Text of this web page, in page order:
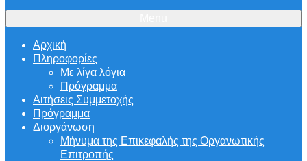
Αρχική
Πληροφορίες
Με λίγα λόγια
Πρόγραμμα
Αιτήσεις Συμμετοχής
Πρόγραμμα
Διοργάνωση
Μήνυμα της Επικεφαλής της Οργανωτικής
Επιτροπής